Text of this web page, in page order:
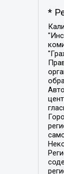
*
Калининградская региональная общественная организация "Экозащита!-Женсовет", Фонд содействия защите прав и свобод граждан "Общественный вердикт", Фонд "Институт Развития Свободы Информации", Частное учреждение "Информационное агентство